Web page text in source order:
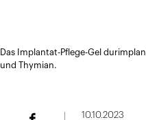
Das Implantat-Pflege-Gel
und Thymian.
10.10.2023